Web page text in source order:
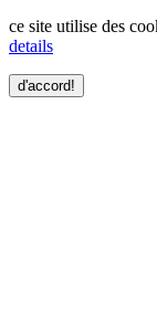
ce site utilise des
details
d'accord!